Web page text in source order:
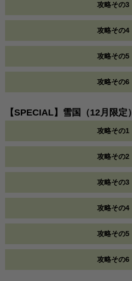
攻略その3
攻略その4
攻略その5
攻略その6
【SPECIAL】雪国（12月限定）
攻略その1
攻略その2
攻略その3
攻略その4
攻略その5
攻略その6